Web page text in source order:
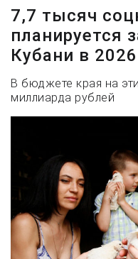
7,7 тысяч
планируется
Кубани в
В бюджете края на
миллиарда рублей